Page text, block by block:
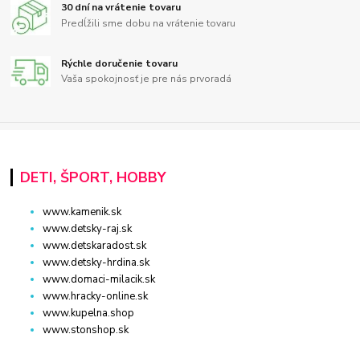
30 dní na vrátenie tovaru
Predĺžili sme dobu na vrátenie tovaru
Rýchle doručenie tovaru
Vaša spokojnosť je pre nás prvoradá
DETI, ŠPORT, HOBBY
www.kamenik.sk
www.detsky-raj.sk
www.detskaradost.sk
www.detsky-hrdina.sk
www.domaci-milacik.sk
www.hracky-online.sk
www.kupelna.shop
www.stonshop.sk